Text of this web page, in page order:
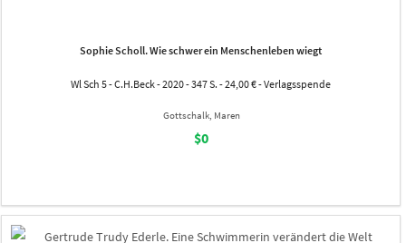
Sophie Scholl. Wie schwer ein Menschenleben wiegt
Wl Sch 5 - C.H.Beck - 2020 - 347 S. - 24,00 € - Verlagsspende
Gottschalk, Maren
$0